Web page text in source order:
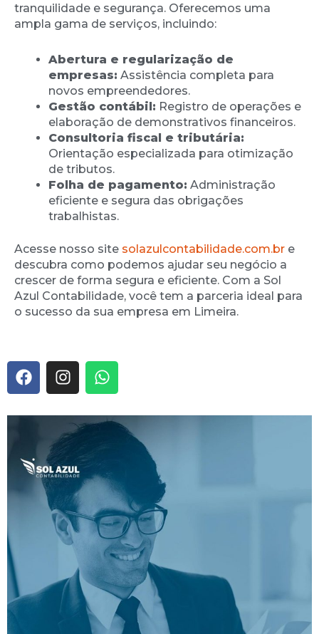
tranquilidade e segurança. Oferecemos uma
ampla gama de serviços, incluindo:
Abertura e regularização de
empresas: Assistência completa para
novos empreendedores.
Gestão contábil: Registro de operações e
elaboração de demonstrativos financeiros.
Consultoria fiscal e tributária:
Orientação especializada para otimização
de tributos.
Folha de pagamento: Administração
eficiente e segura das obrigações
trabalhistas.
Acesse nosso site solazulcontabilidade.com.br e
descubra como podemos ajudar seu negócio a
crescer de forma segura e eficiente. Com a Sol
Azul Contabilidade, você tem a parceria ideal para
o sucesso da sua empresa em Limeira.
F
a
c
e
o
k
I
n
s
t
a
g
r
a
m
W
h
a
t
a
p